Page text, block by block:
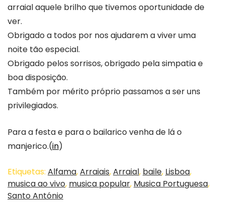
arraial aquele brilho que tivemos oportunidade de
ver.
Obrigado a todos por nos ajudarem a viver uma
noite tão especial.
Obrigado pelos sorrisos, obrigado pela simpatia e
boa disposição.
Também por mérito próprio passamos a ser uns
privilegiados.
Para a festa e para o bailarico venha de lá o
manjerico.(in)
Etiquetas: Alfama,Arraiais,Arraial, baile, Lisboa,
musica ao vivo, musica popular, Musica Portuguesa,
Santo António